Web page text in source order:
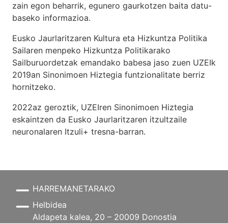
zain egon beharrik, egunero gaurkotzen baita datu-
baseko informazioa.
Eusko Jaurlaritzaren Kultura eta Hizkuntza Politika
Sailaren menpeko Hizkuntza Politikarako
Sailburuordetzak emandako babesa jaso zuen UZEIk
2019an Sinonimoen Hiztegia funtzionalitate berriz
hornitzeko.
2022az geroztik, UZEIren Sinonimoen Hiztegia
eskaintzen da Eusko Jaurlaritzaren itzultzaile
neuronalaren Itzuli+ tresna-barran.
HARREMANETARAKO
Helbidea
Aldapeta kalea, 20 – 20009 Donostia